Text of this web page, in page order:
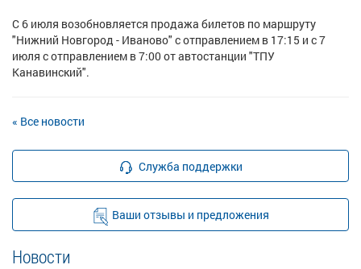
С 6 июля возобновляется продажа билетов по маршруту
"Нижний Новгород - Иваново" с отправлением в 17:15 и с 7
июля с отправлением в 7:00 от автостанции "ТПУ
Канавинский".
« Все новости
Служба поддержки
Ваши отзывы и предложения
Новости